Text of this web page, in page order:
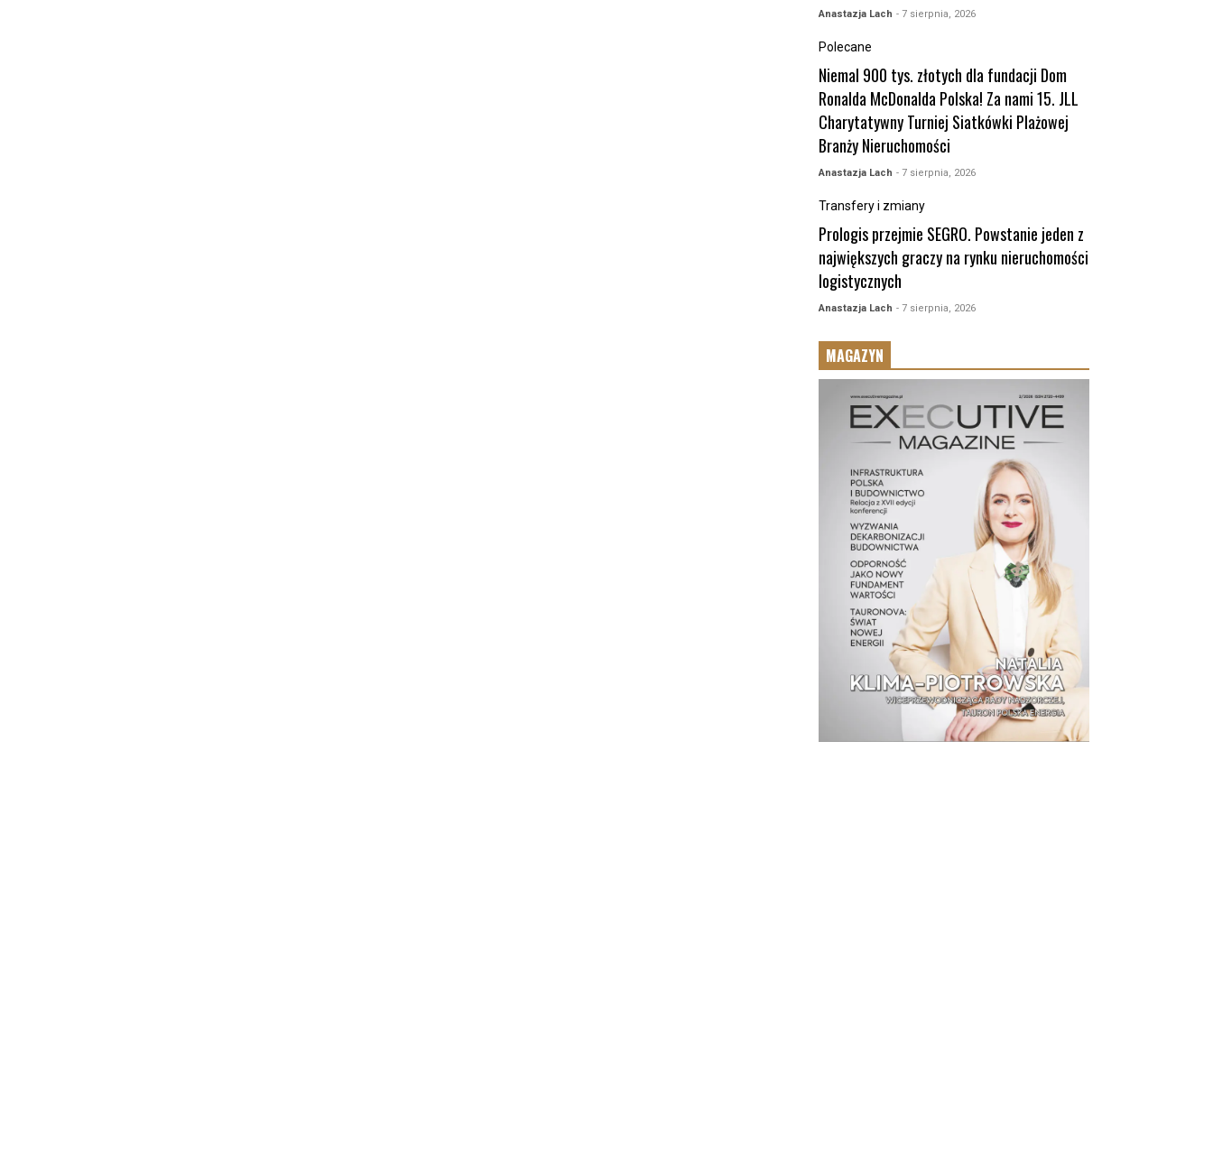
Anastazja Lach - 7 sierpnia, 2026
Polecane
Niemal 900 tys. złotych dla fundacji Dom
Ronalda McDonalda Polska! Za nami 15. JLL
Charytatywny Turniej Siatkówki Plażowej
Branży Nieruchomości
Anastazja Lach - 7 sierpnia, 2026
Transfery i zmiany
Prologis przejmie SEGRO. Powstanie jeden z
największych graczy na rynku nieruchomości
logistycznych
Anastazja Lach - 7 sierpnia, 2026
MAGAZYN